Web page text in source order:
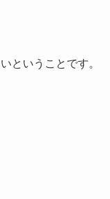
ということです。